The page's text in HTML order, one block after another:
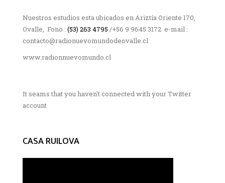
Nuestros estudios esta ubicados en Ariztía Oriente 170,
Ovalle, Fono : (53) 263 4795 /+56 9 9645 3172 e-mail :
contacto@radionuevomundodeovalle.cl
www.radionnuevomundo.cl
It seams that you haven't connected with your Twitter
account
CASA RUILOVA